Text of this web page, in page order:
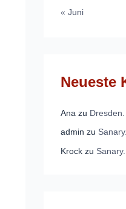
« Juni
Neueste
Ana zu
admin zu
Krock zu